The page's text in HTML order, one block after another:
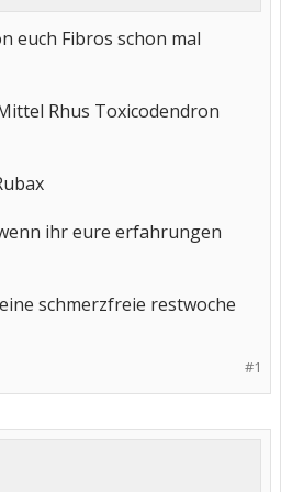
euch Fibros schon mal
Rhus Toxicodendron
ihr eure erfahrungen
schmerzfreie restwoche
#1